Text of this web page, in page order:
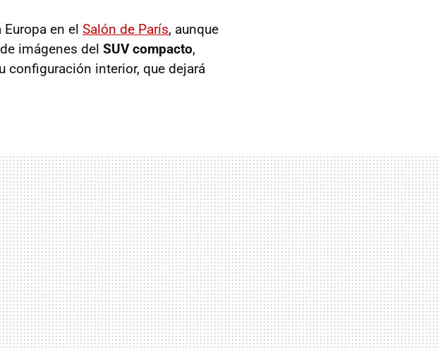
en el Salón de París, aunque
imágenes del SUV compacto,
configuración interior, que dejará